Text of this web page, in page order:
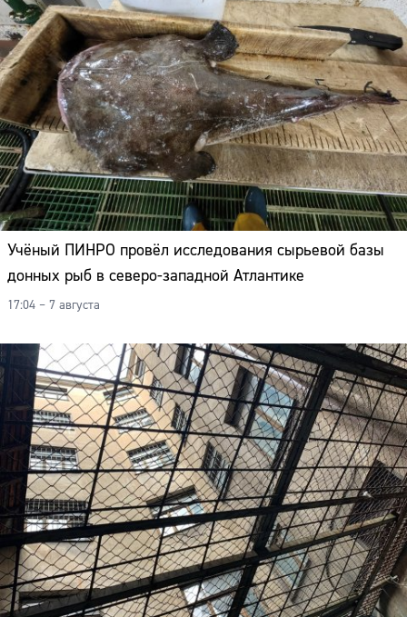
Учёный ПИНРО провёл исследования сырьевой базы
донных рыб в северо-западной Атлантике
17:04 – 7 августа
Адрес:
Телефон: